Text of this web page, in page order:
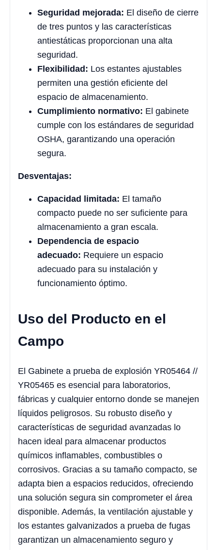
Seguridad mejorada: El diseño de cierre
de tres puntos y las características
antiestáticas proporcionan una alta
seguridad.
Flexibilidad: Los estantes ajustables
permiten una gestión eficiente del
espacio de almacenamiento.
Cumplimiento normativo: El gabinete
cumple con los estándares de seguridad
OSHA, garantizando una operación
segura.
Desventajas:
Capacidad limitada: El tamaño
compacto puede no ser suficiente para
almacenamiento a gran escala.
Dependencia de espacio
adecuado: Requiere un espacio
adecuado para su instalación y
funcionamiento óptimo.
Uso del Producto en el
Campo
El Gabinete a prueba de explosión YR05464 //
YR05465 es esencial para laboratorios,
fábricas y cualquier entorno donde se manejen
líquidos peligrosos. Su robusto diseño y
características de seguridad avanzadas lo
hacen ideal para almacenar productos
químicos inflamables, combustibles o
corrosivos. Gracias a su tamaño compacto, se
adapta bien a espacios reducidos, ofreciendo
una solución segura sin comprometer el área
disponible. Además, la ventilación ajustable y
los estantes galvanizados a prueba de fugas
garantizan un almacenamiento seguro y